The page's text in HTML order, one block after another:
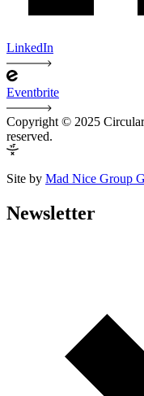
LinkedIn
Eventbrite
Copyright © 2025
reserved.
Site by Mad Nice Group
Newsletter